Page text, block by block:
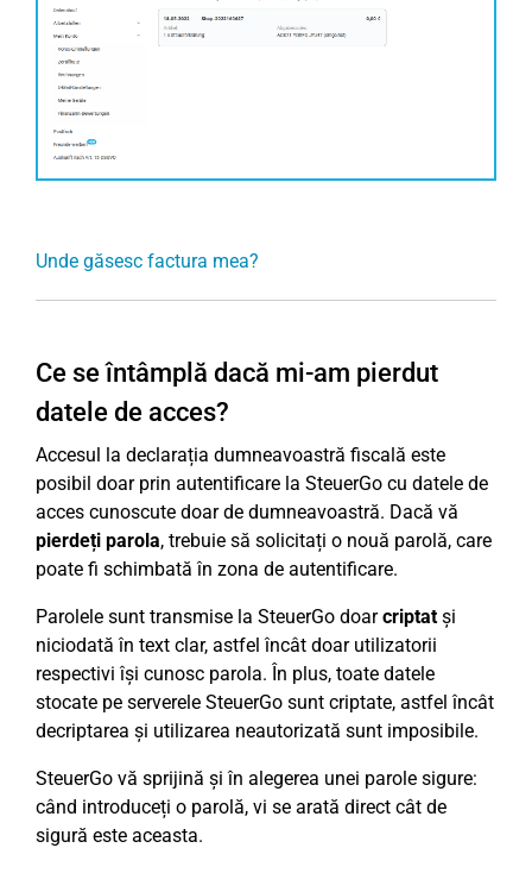
Unde găsesc factura mea?
Ce se întâmplă dacă mi-am pierdut
datele de acces?
Accesul la declarația dumneavoastră fiscală este
posibil doar prin autentificare la SteuerGo cu datele de
acces cunoscute doar de dumneavoastră. Dacă vă
pierdeți parola, trebuie să solicitați o nouă parolă, care
poate fi schimbată în zona de autentificare.
Parolele sunt transmise la SteuerGo doarcriptatși
niciodată în text clar, astfel încât doar utilizatorii
respectivi își cunosc parola. În plus, toate datele
stocate pe serverele SteuerGo sunt criptate, astfel încât
decriptarea și utilizarea neautorizată sunt imposibile.
SteuerGo vă sprijină și în alegerea unei parole sigure:
când introduceți o parolă, vi se arată direct cât de
sigură este aceasta.